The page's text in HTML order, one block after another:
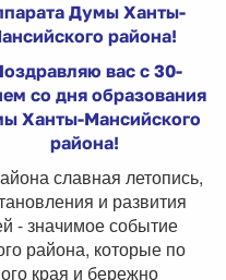
Думы Ханты-
района!
вас с 30-
со дня образования
Ханты-Мансийского
района!
славная летопись,
и развития
- значимое событие
района, которые по
края и бережно